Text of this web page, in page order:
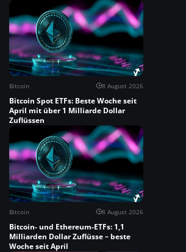
Bitcoin 8 August 2026
Bitcoin Spot ETFs: Beste Woche seit
April mit über 1 Milliarde Dollar
Zuflüssen
Bitcoin 8 August 2026
Bitcoin- und Ethereum-ETFs: 1,1
Milliarden Dollar Zuflüsse – beste
Woche seit April